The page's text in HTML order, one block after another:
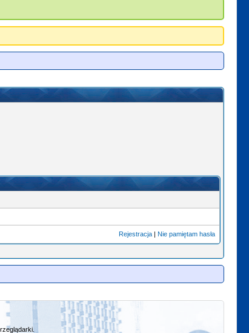
Rejestracja| Nie pamiętam hasła